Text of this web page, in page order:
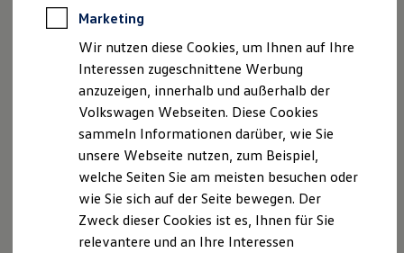
Notdienst und Pannenhilfe
Software, Konnektivität & Apps
California App
VW Connect für Ihren ID. Buzz
VW Connect für Ihren Transporter/Caravelle
VW Connect für Ihren Amarok
VW Connect für andere Modelle
Connect Pro
Fleet Interface Data
Multistop Pathfinder
Übersicht Software Updates
Digitales Bordbuch
Fahrerassistenz- und Sicherheitssysteme
Kontrollleuchten
Verbraucherschlichtungsstelle bereit:
desZentrums für Schlichtung e. V.
Straßburger Straße 8
77694 Kehl am Rhein
http://www.verbraucher-schlichter.de
Datenschutzerklärung
A. Verantwortlicher
Marketing
Wir nutzen diese Cookies, um Ihnen auf Ihre
Interessen zugeschnittene Werbung
anzuzeigen, innerhalb und außerhalb der
Volkswagen Webseiten. Diese Cookies
sammeln Informationen darüber, wie Sie
unsere Webseite nutzen, zum Beispiel,
welche Seiten Sie am meisten besuchen oder
wie Sie sich auf der Seite bewegen. Der
Zweck dieser Cookies ist es, Ihnen für Sie
relevantere und an Ihre Interessen